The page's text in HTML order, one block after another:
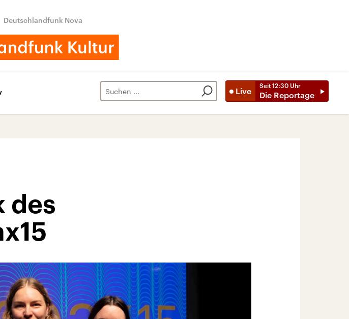
Deutschlandfunk Nova
Live
Seit 12:30 Uhr
Die Reportage
des